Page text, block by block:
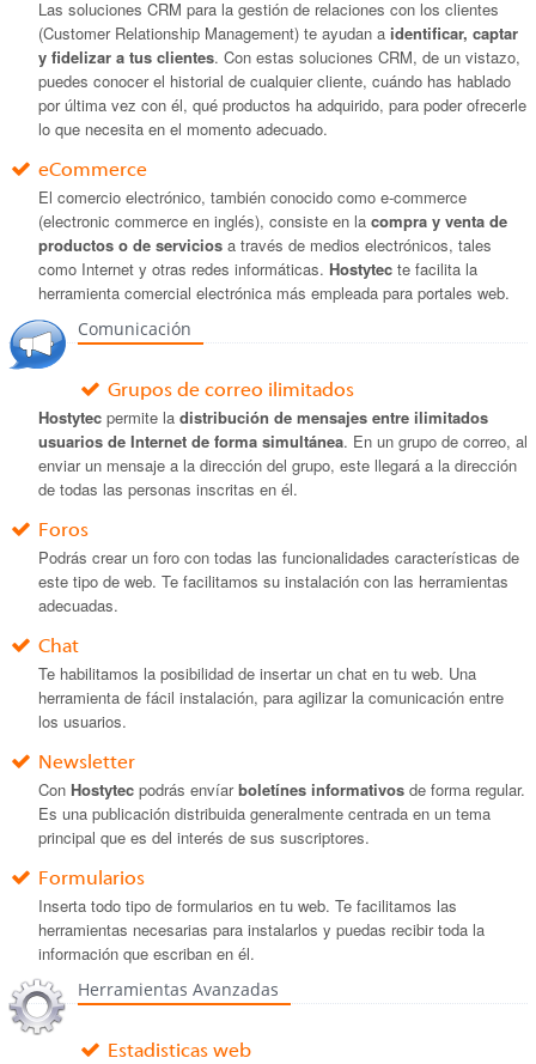
Las soluciones CRM para la gestión de relaciones con los clientes
(Customer Relationship Management) te ayudan a identificar, captar
y fidelizar a tus clientes. Con estas soluciones CRM, de un vistazo,
puedes conocer el historial de cualquier cliente, cuándo has hablado
por última vez con él, qué productos ha adquirido, para poder ofrecerle
lo que necesita en el momento adecuado.
eCommerce
El comercio electrónico, también conocido como e-commerce
(electronic commerce en inglés), consiste en la compra y venta de
productos o de servicios a través de medios electrónicos, tales
como Internet y otras redes informáticas. Hostytec te facilita la
herramienta comercial electrónica más empleada para portales web.
Comunicación
Grupos de correo ilimitados
Hostytec permite la distribución de mensajes entre ilimitados
usuarios de Internet de forma simultánea. En un grupo de correo, al
enviar un mensaje a la dirección del grupo, este llegará a la dirección
de todas las personas inscritas en él.
Foros
Podrás crear un foro con todas las funcionalidades características de
este tipo de web. Te facilitamos su instalación con las herramientas
adecuadas.
Chat
Te habilitamos la posibilidad de insertar un chat en tu web. Una
herramienta de fácil instalación, para agilizar la comunicación entre
los usuarios.
Newsletter
Con Hostytec podrás envíarboletínes informativos de forma regular.
Es una publicación distribuida generalmente centrada en un tema
principal que es del interés de sus suscriptores.
Formularios
Inserta todo tipo de formularios en tu web. Te facilitamos las
herramientas necesarias para instalarlos y puedas recibir toda la
información que escriban en él.
Herramientas Avanzadas
Estadisticas web